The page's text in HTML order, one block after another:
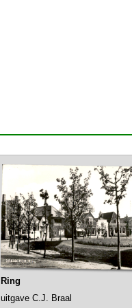
Ring
uitgave C.J. Braal